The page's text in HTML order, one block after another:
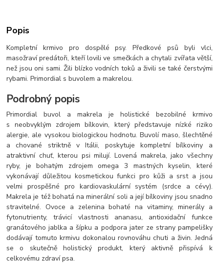
Popis
Kompletní krmivo pro dospělé psy. Předkové psů byli vlci,
masožraví predátoři, kteří lovili ve smečkách a chytali zvířata větší,
než jsou oni sami. Žili blízko vodních toků a živili se také čerstvými
rybami. Primordial s buvolem a makrelou.
Podrobný popis
Primordial buvol a makrela je holistické bezobilné krmivo
s neobvyklým zdrojem bílkovin, který představuje nízké riziko
alergie, ale vysokou biologickou hodnotu. Buvolí maso, šlechtěné
a chované striktně v Itálii, poskytuje kompletní bílkoviny a
atraktivní chuť, kterou psi milují. Lovená makrela, jako všechny
ryby, je bohatým zdrojem omega 3 mastných kyselin, které
vykonávají důležitou kosmetickou funkci pro kůži a srst a jsou
velmi prospěšné pro kardiovaskulární systém (srdce a cévy).
Makrela je též bohatá na minerální soli a její bílkoviny jsou snadno
stravitelné. Ovoce a zelenina bohaté na vitaminy, minerály a
fytonutrienty, trávicí vlastnosti ananasu, antioxidační funkce
granátového jablka a šípku a podpora jater ze strany pampelišky
dodávají tomuto krmivu dokonalou rovnováhu chuti a živin. Jedná
se o skutečně holistický produkt, který aktivně přispívá k
celkovému zdraví psa.